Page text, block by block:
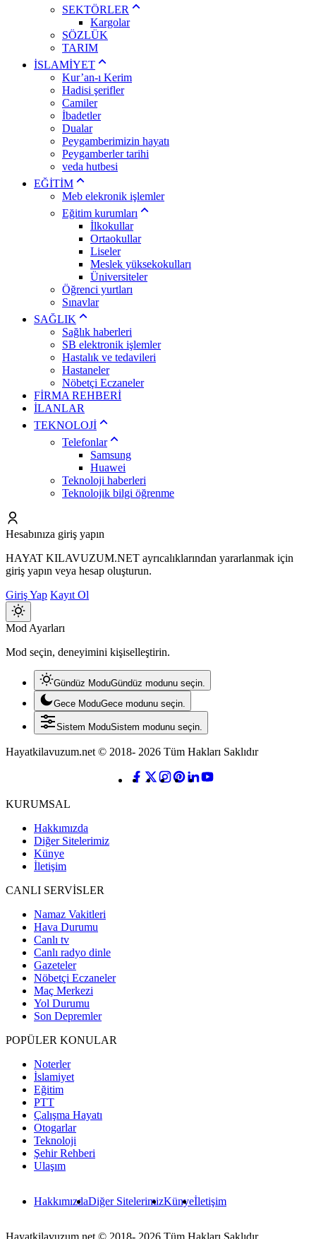
SEKTÖRLER
Kargolar
SÖZLÜK
TARIM
İSLAMİYET
Kur’an-ı Kerim
Hadisi şerifler
Camiler
İbadetler
Dualar
Peygamberimizin hayatı
Peygamberler tarihi
veda hutbesi
EĞİTİM
Meb elekronik işlemler
Eğitim kurumları
İlkokullar
Ortaokullar
Liseler
Meslek yüksekokulları
Üniversiteler
Öğrenci yurtları
Sınavlar
SAĞLIK
Sağlık haberleri
SB elektronik işlemler
Hastalık ve tedavileri
Hastaneler
Nöbetçi Eczaneler
FİRMA REHBERİ
İLANLAR
TEKNOLOJİ
Telefonlar
Samsung
Huawei
Teknoloji haberleri
Teknolojik bilgi öğrenme
Hesabınıza giriş yapın
HAYAT KILAVUZUM.NET ayrıcalıklarından yararlanmak için
giriş yapın veya hesap oluşturun.
Giriş Yap Kayıt Ol
Mod
değiştir
Mod Ayarları
Mod seçin, deneyimini kişiselleştirin.
Gündüz ModuGündüz modunu seçin.
Gece ModuGece modunu seçin.
Sistem ModuSistem modunu seçin.
Hayatkilavuzum.net © 2018- 2026 Tüm Hakları Saklıdır
KURUMSAL
Hakkımızda
Diğer Sitelerimiz
Künye
İletişim
CANLI SERVİSLER
Namaz Vakitleri
Hava Durumu
Canlı tv
Canlı radyo dinle
Gazeteler
Nöbetçi Eczaneler
Maç Merkezi
Yol Durumu
Son Depremler
POPÜLER KONULAR
Noterler
İslamiyet
Eğitim
PTT
Çalışma Hayatı
Otogarlar
Teknoloji
Şehir Rehberi
Ulaşım
HakkımızdaDiğer SitelerimizKünyeİletişim
Hayatkilavuzum.net © 2018- 2026 Tüm Hakları Saklıdır